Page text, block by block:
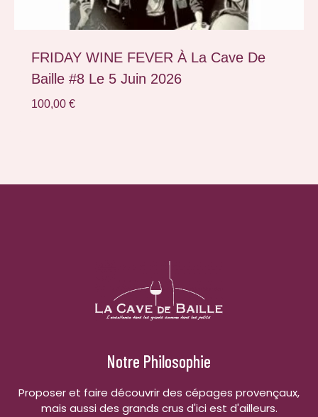
FRIDAY WINE FEVER À La Cave De
Baille #8 Le 5 Juin 2026
100,00 €
Notre Philosophie
Proposer et faire découvrir des cépages provençaux,
mais aussi des grands crus d'ici est d'ailleurs.